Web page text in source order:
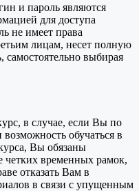
и пароль являются
для доступа
не имеет права
лицам, несет полную
самостоятельно выбирая
в случае, если Вы по
обучаться в
Вы обязаны
временных рамок,
отказать Вам в
в связи с упущенным